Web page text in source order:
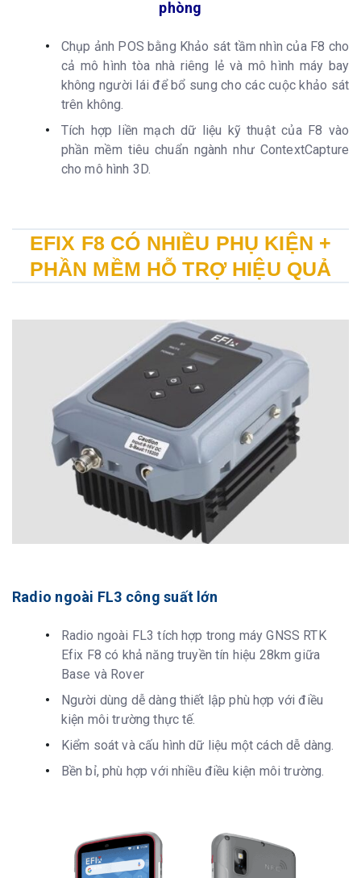
phòng
Chụp ảnh POS bằng Khảo sát tầm nhìn của F8 cho
cả mô hình tòa nhà riêng lẻ và mô hình máy bay
không người lái để bổ sung cho các cuộc khảo sát
trên không.
Tích hợp liền mạch dữ liệu kỹ thuật của F8 vào
phần mềm tiêu chuẩn ngành như ContextCapture
cho mô hình 3D.
EFIX F8 CÓ NHIỀU PHỤ KIỆN +
PHẦN MỀM HỖ TRỢ HIỆU QUẢ
Radio ngoài FL3 công suất lớn
Radio ngoài FL3 tích hợp trong máy GNSS RTK
Efix F8 có khả năng truyền tín hiệu 28km giữa
Base và Rover
Người dùng dễ dàng thiết lập phù hợp với điều
kiện môi trường thực tế.
Kiểm soát và cấu hình dữ liệu một cách dễ dàng.
Bền bỉ, phù hợp với nhiều điều kiện môi trường.